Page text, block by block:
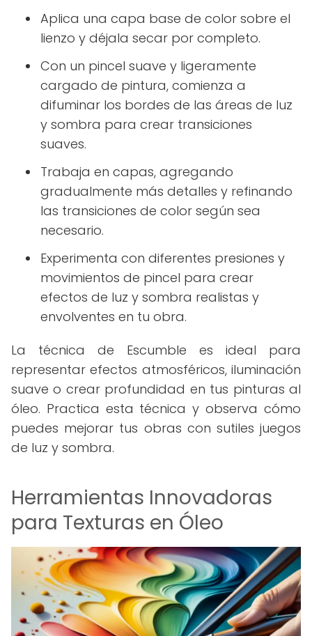
Aplica una capa base de color sobre el
lienzo y déjala secar por completo.
Con un pincel suave y ligeramente
cargado de pintura, comienza a
difuminar los bordes de las áreas de luz
y sombra para crear transiciones
suaves.
Trabaja en capas, agregando
gradualmente más detalles y refinando
las transiciones de color según sea
necesario.
Experimenta con diferentes presiones y
movimientos de pincel para crear
efectos de luz y sombra realistas y
envolventes en tu obra.
La técnica de Escumble es ideal para
representar efectos atmosféricos, iluminación
suave o crear profundidad en tus pinturas al
óleo. Practica esta técnica y observa cómo
puedes mejorar tus obras con sutiles juegos
de luz y sombra.
Herramientas Innovadoras
para Texturas en Óleo